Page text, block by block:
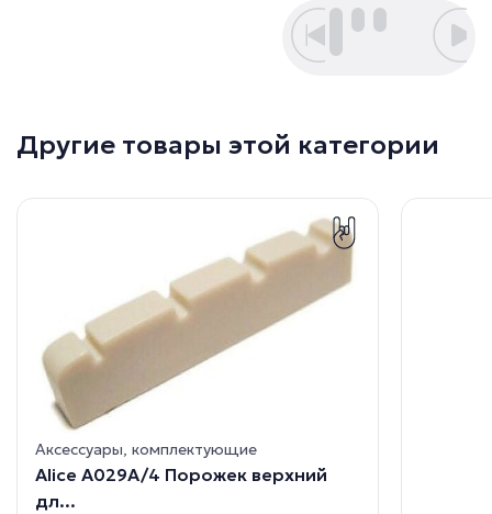
Другие товары этой категории
Аксессуары, комплектующие
Alice A029A/4 Порожек верхний
дл...